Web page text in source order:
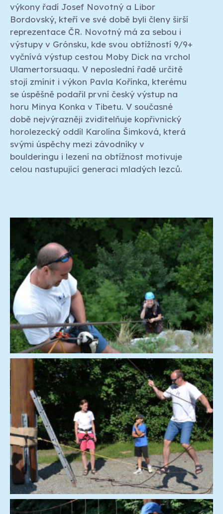
výkony řadí Josef Novotný a Libor
Bordovský, kteří ve své době byli členy širší
reprezentace ČR. Novotný má za sebou i
výstupy v Grónsku, kde svou obtížností 9/9+
vyčnívá výstup cestou Moby Dick na vrchol
Ulamertorsuaqu. V neposlední řadě určitě
stojí zmínit i výkon Pavla Kořínka, kterému
se úspěšně podařil první český výstup na
horu Minya Konka v Tibetu. V současné
době nejvýrazněji zviditelňuje kopřivnický
horolezecký oddíl Karolína Šimková, která
svými úspěchy mezi závodníky v
boulderingu i lezení na obtížnost motivuje
celou nastupující generaci mladých lezců.